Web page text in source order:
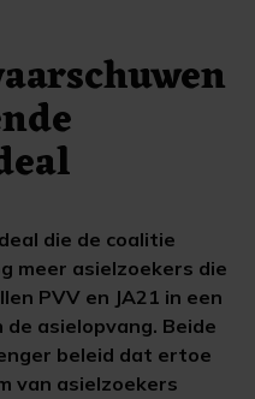
die de coalitie
meer asielzoekers die
PVV en JA21 in een
asielopvang. Beide
beleid dat ertoe
van asielzoekers